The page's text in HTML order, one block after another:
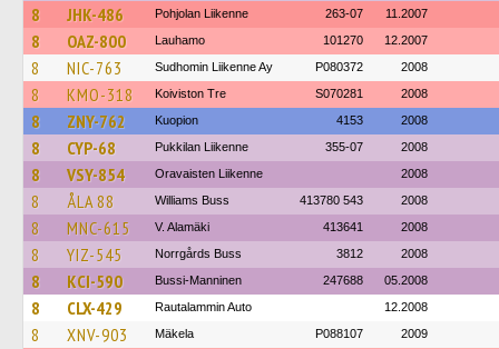
8 JHK-486 Pohjolan Liikenne 263-07 11.2007
8 OAZ-800 Lauhamo 101270 12.2007
8 NIC-763 Sudhomin Liikenne Ay P080372 2008
8 KMO-318 Koiviston Tre S070281 2008
8 ZNY-762 Kuopion 4153 2008
8 CYP-68 Pukkilan Liikenne 355-07 2008
8 VSY-854 Oravaisten Liikenne 2008
8 ÅLA 88 Williams Buss 413780 543 2008
8 MNC-615 V. Alamäki 413641 2008
8 YIZ-545 Norrgårds Buss 3812 2008
8 KCI-590 Bussi-Manninen 247688 05.2008
8 CLX-429 Rautalammin Auto 12.2008
8 XNV-903 Mäkela P088107 2009